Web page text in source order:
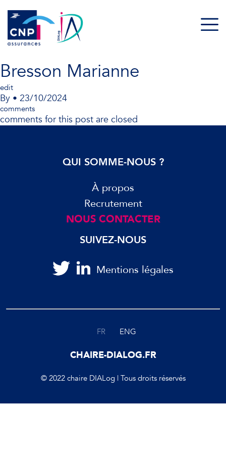
Bresson Marianne
edit
By • 23/10/2024
comments
comments for this post are closed
QUI SOMME-NOUS ?
À propos
Recrutement
NOUS CONTACTER
SUIVEZ-NOUS
Mentions légales
FR ENG
CHAIRE-DIALOG.FR
© 2022 chaire DIALog | Tous droits réservés